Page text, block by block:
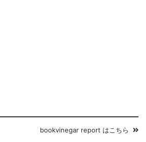
bookvinegar report はこちら